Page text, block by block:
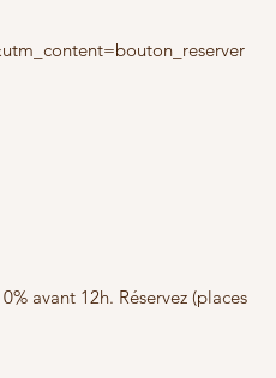
avant 12h. Réservez (places